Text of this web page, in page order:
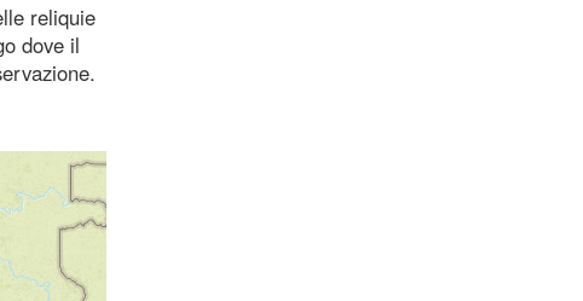
reliquie
dove il